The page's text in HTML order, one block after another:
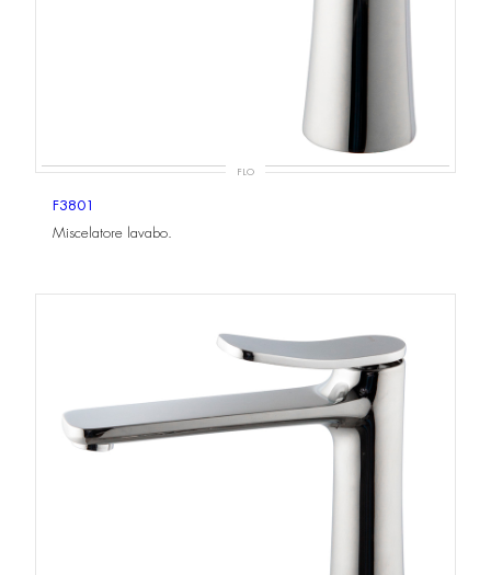
FLO
F3801
Miscelatore lavabo.